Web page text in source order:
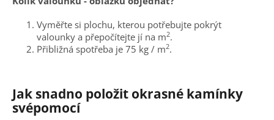
Vyměřte si plochu, kterou potřebujte pokrýt
valounky a přepočítejte jí na m2.
Přibližná spotřeba je 75 kg / m2.
Jak snadno položit okrasné kamínky
svépomocí